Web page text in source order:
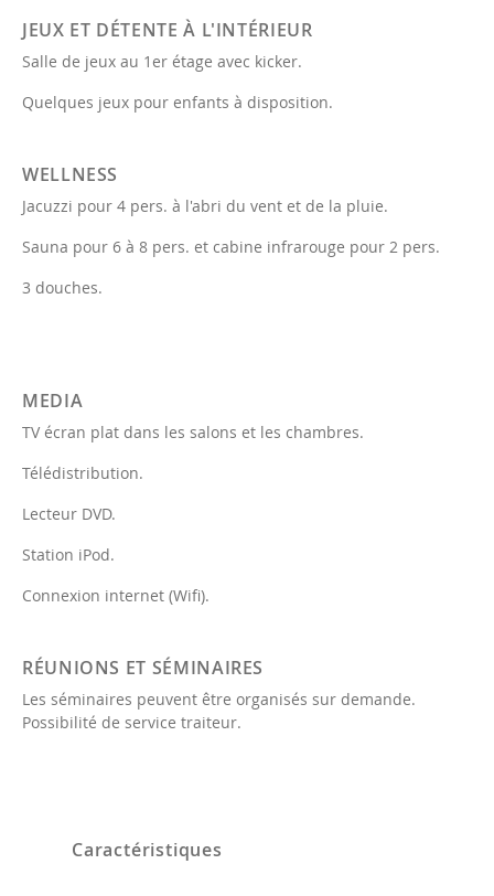
JEUX ET DÉTENTE À L'INTÉRIEUR
Salle de jeux au 1er étage avec kicker.
Quelques jeux pour enfants à disposition.
WELLNESS
Jacuzzi pour 4 pers. à l'abri du vent et de la pluie.
Sauna pour 6 à 8 pers. et cabine infrarouge pour 2 pers.
3 douches.
MEDIA
TV écran plat dans les salons et les chambres.
Télédistribution.
Lecteur DVD.
Station iPod.
Connexion internet (Wifi).
RÉUNIONS ET SÉMINAIRES
Les séminaires peuvent être organisés sur demande.
Possibilité de service traiteur.
Caractéristiques